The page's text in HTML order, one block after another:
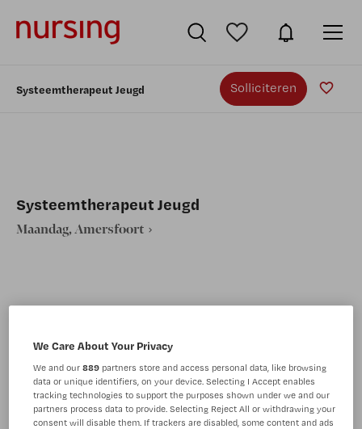
Systeemtherapeut Jeugd Solliciteren
Systeemtherapeut Jeugd
Maandag, Amersfoort
GGZ/Welzijn
BRANCHE
Instelling/tehuis
AANSTELLING
Niet nader bepaald
We Care About Your Privacy
We and our889 partners store and access personal data, like browsing
data or unique identifiers, on your device. Selecting I Accept enables
tracking technologies to support the purposes shown under we and our
partners process data to provide. Selecting Reject All or withdrawing your
consent will disable them. If trackers are disabled, some content and ads